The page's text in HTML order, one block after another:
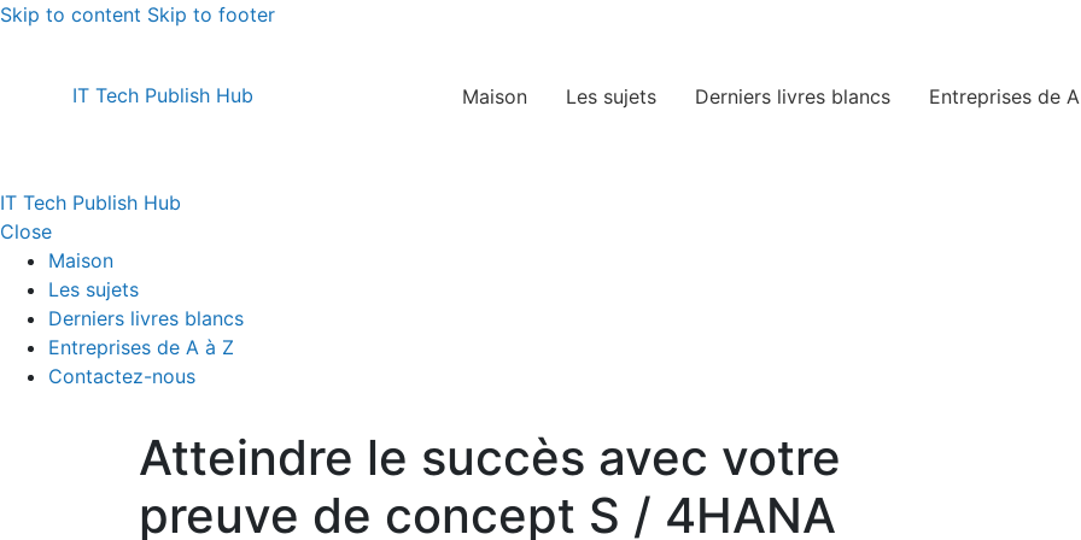
Skip to content Skip to footer
IT Tech Publish Hub Maison Les sujets Derniers livres blancs Entreprises de
IT Tech Publish Hub
Close
Maison
Les sujets
Derniers livres blancs
Entreprises de A à Z
Contactez-nous
Atteindre le succès avec votre
preuve de concept S / 4HANA